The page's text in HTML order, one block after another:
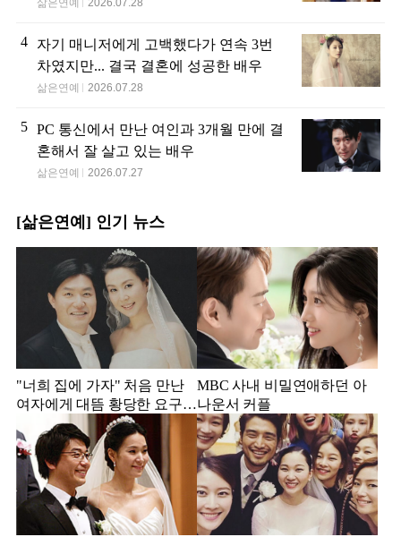
삶은연예 2026.07.28
4
자기 매니저에게 고백했다가 연속 3번
차였지만... 결국 결혼에 성공한 배우
삶은연예 2026.07.28
5 PC 통신에서 만난 여인과 3개월 만에 결
혼해서 잘 살고 있는 배우
삶은연예 2026.07.27
[삶은연예] 인기 뉴스
"너희 집에 가자" 처음 만난
여자에게 대뜸 황당한 요구
했다는 MBC 아나운서
MBC 사내 비밀연애하던 아
나운서 커플